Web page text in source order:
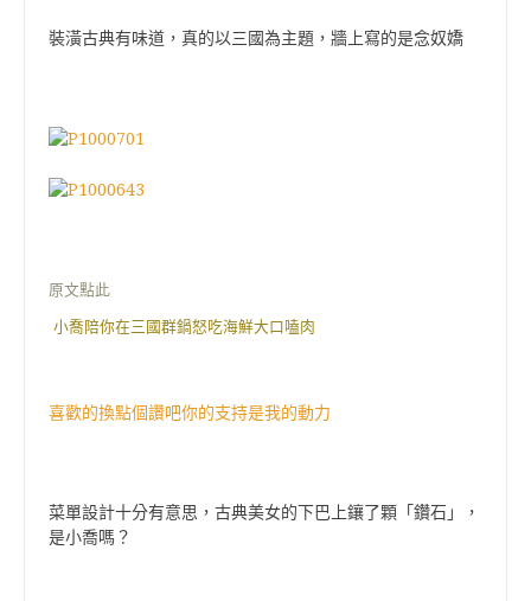
裝潢古典有味道，真的以三國為主題，牆上寫的是念奴嬌
原文點此
小喬陪你在三國群鍋怒吃海鮮大口嗑肉
喜歡的換點個讚吧你的支持是我的動力
菜單設計十分有意思，古典美女的下巴上鑲了顆「鑽石」，
是小喬嗎？